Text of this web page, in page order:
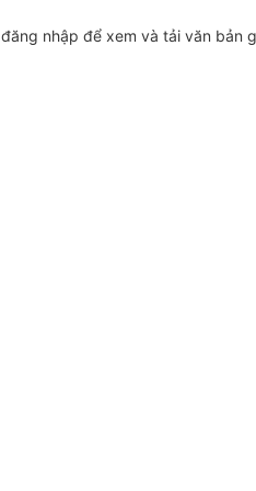
đăng nhập để xem và tải văn bản